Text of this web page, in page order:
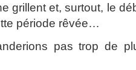
grillent et, surtout, le
période rêvée…
pas trop de